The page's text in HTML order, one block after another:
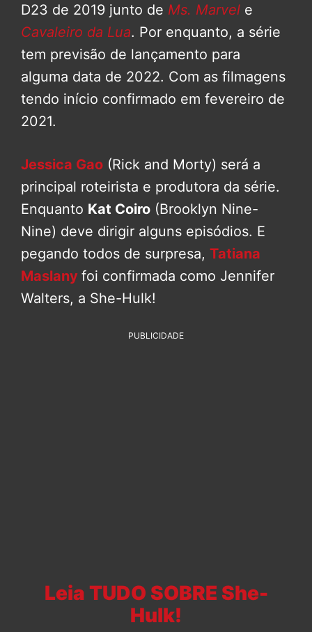
D23 de 2019 junto de Ms. Marvel e
Cavaleiro da Lua. Por enquanto, a série
tem previsão de lançamento para
alguma data de 2022. Com as filmagens
tendo início confirmado em fevereiro de
2021.
Jessica Gao (Rick and Morty) será a
principal roteirista e produtora da série.
Enquanto Kat Coiro (Brooklyn Nine-
Nine) deve dirigir alguns episódios. E
pegando todos de surpresa, Tatiana
Maslany foi confirmada como Jennifer
Walters, a She-Hulk!
PUBLICIDADE
Leia TUDO SOBRE She-
Hulk!